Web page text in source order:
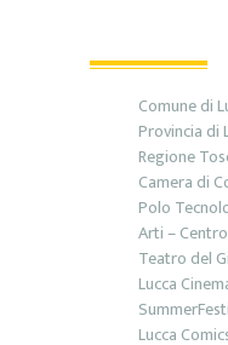
Comune di
Provincia di
Regione
Camera di
Polo
Arti –
Teatro del
Lucca
Lucca